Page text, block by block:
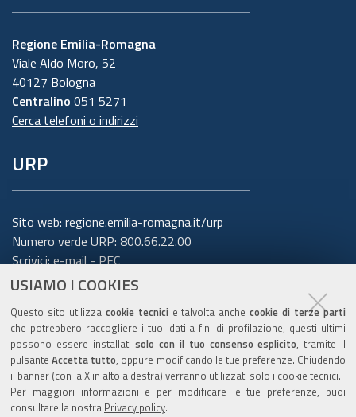
USIAMO I COOKIES
Questo sito utilizza cookie tecnici e talvolta anchecookie di terze parti
che potrebbero raccogliere i tuoi dati a fini di profilazione; questi ultimi
possono essere installatisolo con il tuo consenso esplicito, tramite il
pulsanteAccetta tutto, oppure modificando le tue preferenze. Chiudendo
il banner (con la X in alto a destra) verranno utilizzati solo i cookie tecnici.
Per maggiori informazioni e per modificare le tue preferenze, puoi
consultare la nostra Privacy policy.
Regione Emilia-Romagna
Viale Aldo Moro, 52
40127 Bologna
Centralino 051 5271
Cerca telefoni o indirizzi
URP
Sito web: regione.emilia-romagna.it/urp
Numero verde URP: 800.66.22.00
Scrivici:e-mail-PEC
Trasparenza
Amministrazione trasparente
Note legali e copyright
Privacy e cookie